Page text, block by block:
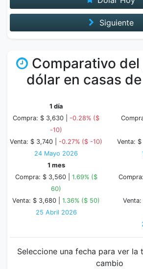
Siguiente
Comparativo
dólar en casas
1 día
Compra: $ 3,630 | -0.28% ($
-10)
Venta: $ 3,740 | -0.27% ($ -10)
24 Mayo 2026
Venta: $
1 mes
Compra: $ 3,560 | 1.69% ($
60)
Venta: $ 3,680 | 1.36% ($ 50)
25 Abril 2026
Venta:
Seleccione una fecha para ver la
cambio